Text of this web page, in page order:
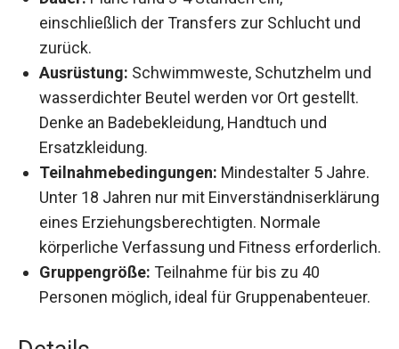
einschließlich der Transfers zur Schlucht und
zurück.
Ausrüstung:
Schwimmweste, Schutzhelm
und wasserdichter Beutel werden vor Ort
gestellt. Denke an Badebekleidung, Handtuch
und Ersatzkleidung.
Teilnahmebedingungen:
Mindestalter 5
Jahre. Unter 18 Jahren nur mit
Einverständniserklärung eines
Erziehungsberechtigten. Normale körperliche
Verfassung und Fitness erforderlich.
Gruppengröße: Teilnahme für bis zu 40
Gruppenabenteuer.